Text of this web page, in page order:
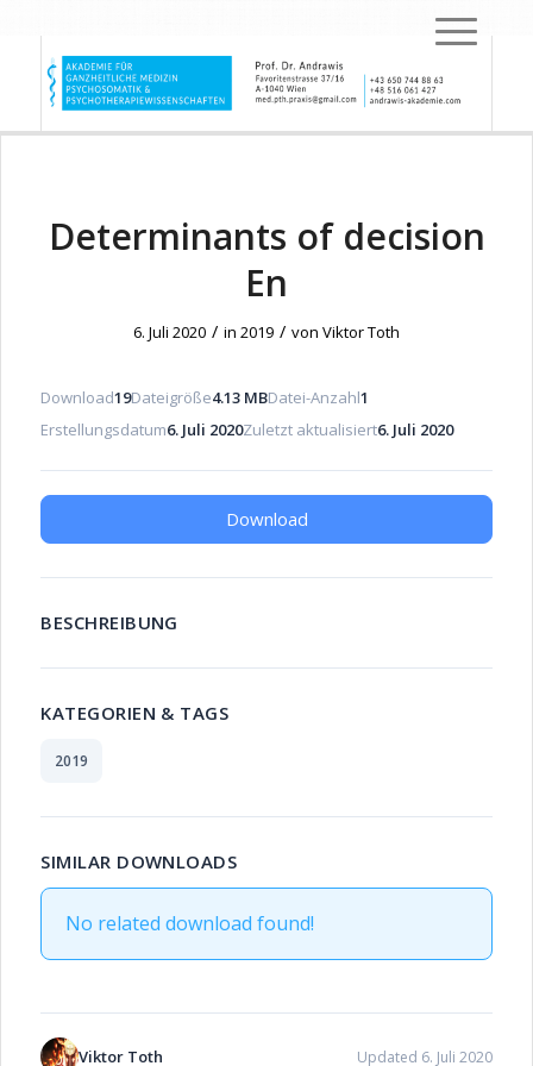
Determinants of decision
En
6. Juli 2020 / in 2019 / von Viktor Toth
Download19Dateigröße4.13 MBDatei-Anzahl1
Erstellungsdatum6. Juli 2020Zuletzt aktualisiert6. Juli 2020
Download
BESCHREIBUNG
KATEGORIEN & TAGS
2019
SIMILAR DOWNLOADS
No related download found!
Viktor Toth Updated 6. Juli 2020